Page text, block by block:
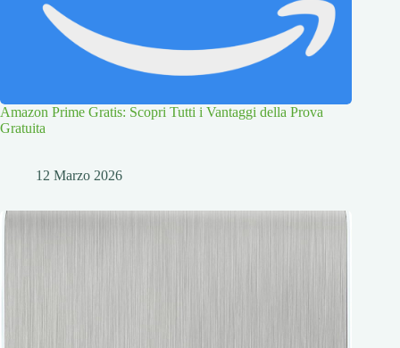
Amazon Prime Gratis: Scopri Tutti i Vantaggi della Prova
Gratuita
12 Marzo 2026